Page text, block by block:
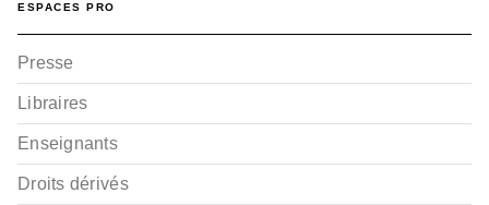
ESPACES PRO
Presse
Libraires
Enseignants
Droits dérivés